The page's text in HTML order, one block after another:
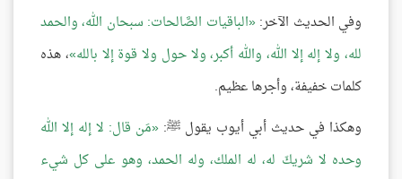
وفي الحديث الآخر: الباقيات الصَّالحات: سبحان الله، والحمد
لله، ولا إله إلا الله، والله أكبر، ولا حول ولا قوة إلا بالله ، هذه
كلمات خفيفة، وأجرها عظيم.
وهكذا في حديث أبي أيوب يقول ﷺ: مَن قال: لا إله إلا الله
وحده لا شريكَ له، له الملك، وله الحمد، وهو على كل شيء